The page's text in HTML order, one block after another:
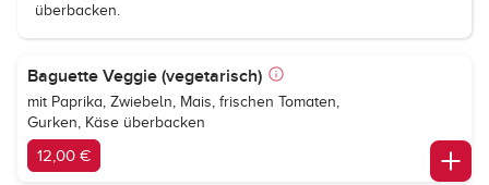
überbacken.
Baguette Veggie (vegetarisch)
mit Paprika, Zwiebeln, Mais, frischen Tomaten,
Gurken, Käse überbacken
12,00 €